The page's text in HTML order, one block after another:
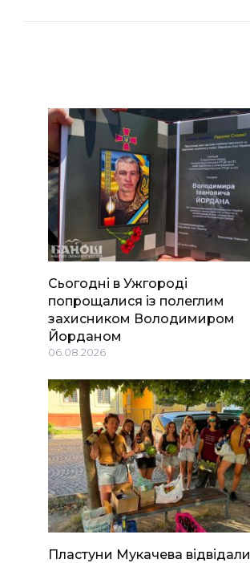
Сьогодні в Ужгороді
попрощалися із полеглим
захисником Володимиром
Йорданом
06.08.2026
Пластуни Мукачева відвідали